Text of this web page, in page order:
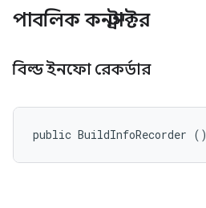
পাবলিক কনস্ট্রাক্টর
বিল্ড ইনফো রেকর্ডার
public BuildInfoRecorder ()